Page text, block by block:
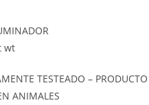
wt
TESTEADO –
ANIMALES